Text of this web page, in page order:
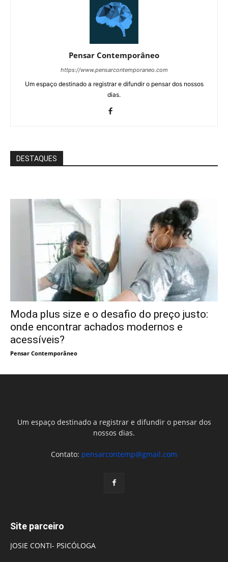
Pensar Contemporâneo
https://www.pensarcontemporaneo.com
Um espaço destinado a registrar e difundir o pensar dos nossos
dias.
DESTAQUES
Moda plus size e o desafio do preço justo:
onde encontrar achados modernos e
acessíveis?
Pensar Contemporâneo
Um espaço destinado a registrar e difundir o pensar dos
nossos dias.
Contato: pensarcontemp@gmail.com
Site parceiro
JOSIE CONTI- PSICÓLOGA